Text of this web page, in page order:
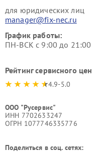
для юридических лиц
manager@fix-nec.ru
График работы:
ПН-ВСК с 9:00 до
Рейтинг сервисного
4.9-5.0
ООО "Русервис"
ИНН 7702633247
ОГРН 1077746335776
Поделиться в соц. сетях: